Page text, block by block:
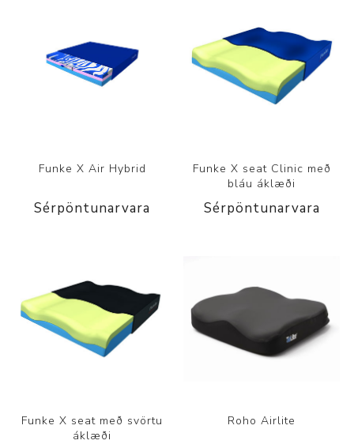
Funke X Air Hybrid
Sérpöntunarvara
Funke X seat Clinic með
bláu áklæði
Sérpöntunarvara
Funke X seat með svörtu
áklæði
Roho Airlite